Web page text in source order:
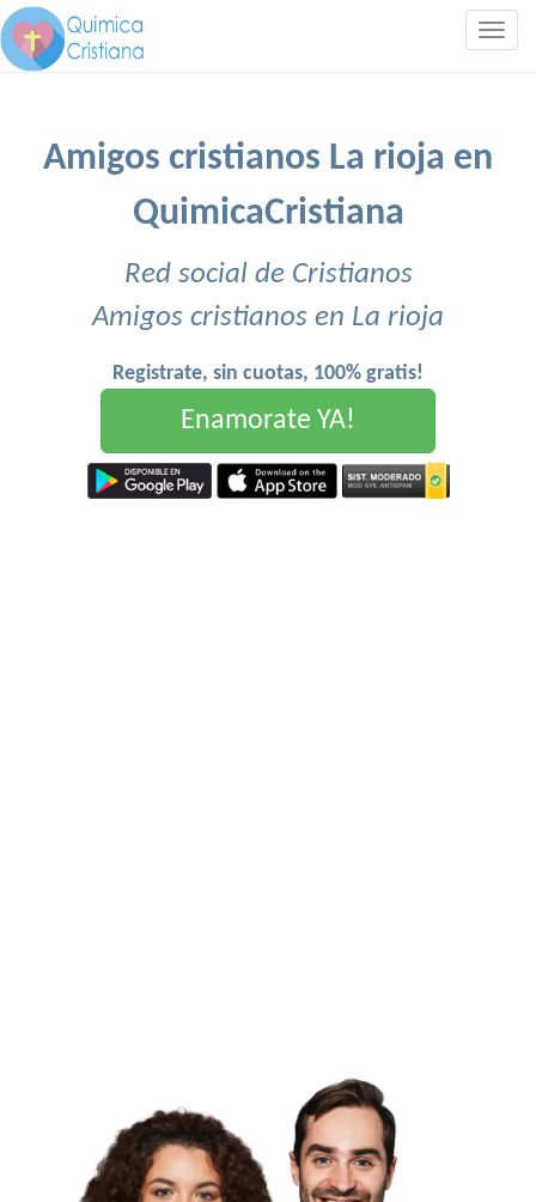
Amigos cristianos La rioja en
QuimicaCristiana
Red social de Cristianos
Amigos cristianos en La rioja
Registrate, sin cuotas, 100% gratis!
Enamorate YA!